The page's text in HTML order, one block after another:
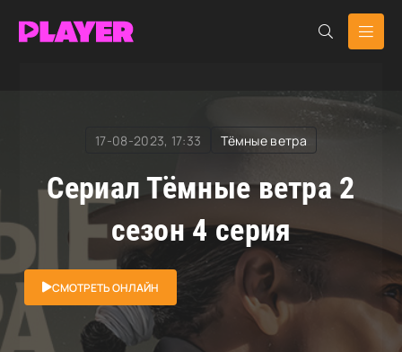
17-08-2023, 17:33 Тёмные ветра
Сериал Тёмные ветра 2
сезон 4 серия
СМОТРЕТЬ ОНЛАЙН